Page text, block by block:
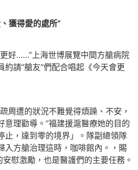
獲得愛的處所”
……”上海世博展覽中間方艙病院
約請“艙友”們配合唱起《今天會更
遭的狀況不難覺得煩躁、不安，
意理勸導。”福建援滬醫療她的目的
止，達到零的境界」。隊副總領隊
入方艙治理這時，咖啡館內。，賜
安慰激勵，也是醫護們的主要任務。